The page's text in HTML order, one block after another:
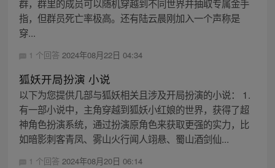
群，群里的成员可以随机穿越到不同世界并抽取专属金手
指，但群员死亡率极高。还有陆云晨刚加入一个声称是
穿...
1 个回答 2024年08月22日 04:34
狐妖开局扮演 小说
以下为您提供几部与狐妖相关且涉及开局扮演的小说： 1.
有一部小说中，主角穿越到狐妖小红娘的世界，获得了超
神角色扮演系统，通过扮演原角色来获取更强的实力，比
如暗影刺客青凤、雾山火行闻人翊悬、蜀山酒剑仙...
1 个回答 2024年08月20日 06:14